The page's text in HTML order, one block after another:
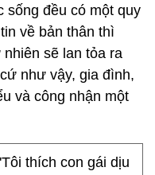
sống đều có một quy
về bản thân thì
sẽ lan tỏa ra
như vậy, gia đình,
và công nhận một